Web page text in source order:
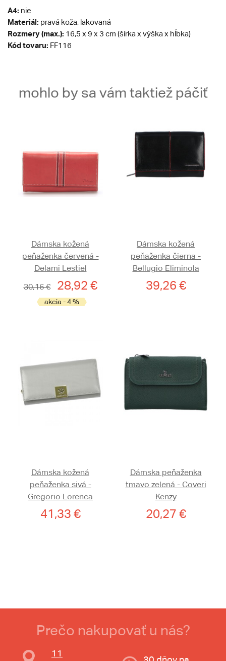
A4: nie
Materiál: pravá koža, lakovaná
Rozmery (max.): 16,5 x 9 x 3 cm (šírka x výška x hĺbka)
Kód tovaru: FF116
mohlo by sa vám taktiež páčiť
Dámska kožená
peňaženka červená -
Delami Lestiel
30,16 €
28,92 €
akcia - 4 %
Dámska kožená
peňaženka čierna -
Bellugio Eliminola
39,26 €
Dámska kožená
peňaženka sivá -
Gregorio Lorenca
41,33 €
Dámska peňaženka
tmavo zelená - Coveri
Kenzy
20,27 €
Prečo nakupovať u nás?
11